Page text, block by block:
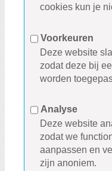
cookies kun je
Voorkeuren
Deze website
zodat deze bij
worden
Analyse
Deze website
zodat we
aanpassen en
zijn anoniem.